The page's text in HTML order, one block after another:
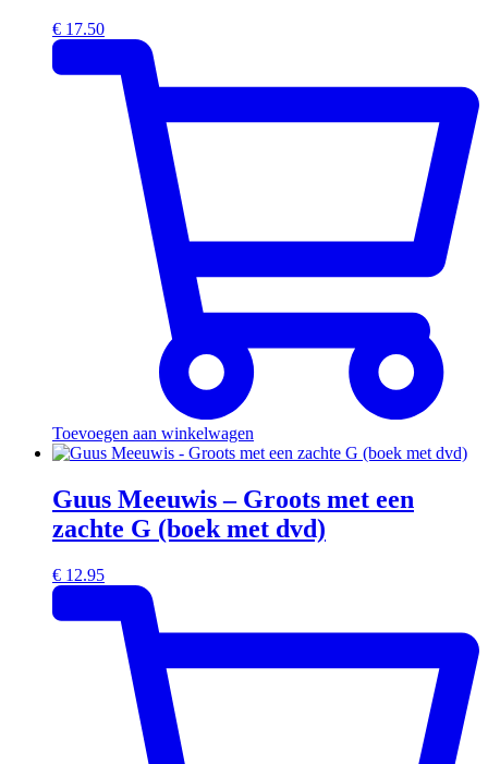
€ 17.50
Toevoegen aan winkelwagen
Guus Meeuwis – Groots met een
zachte G (boek met dvd)
€ 12.95